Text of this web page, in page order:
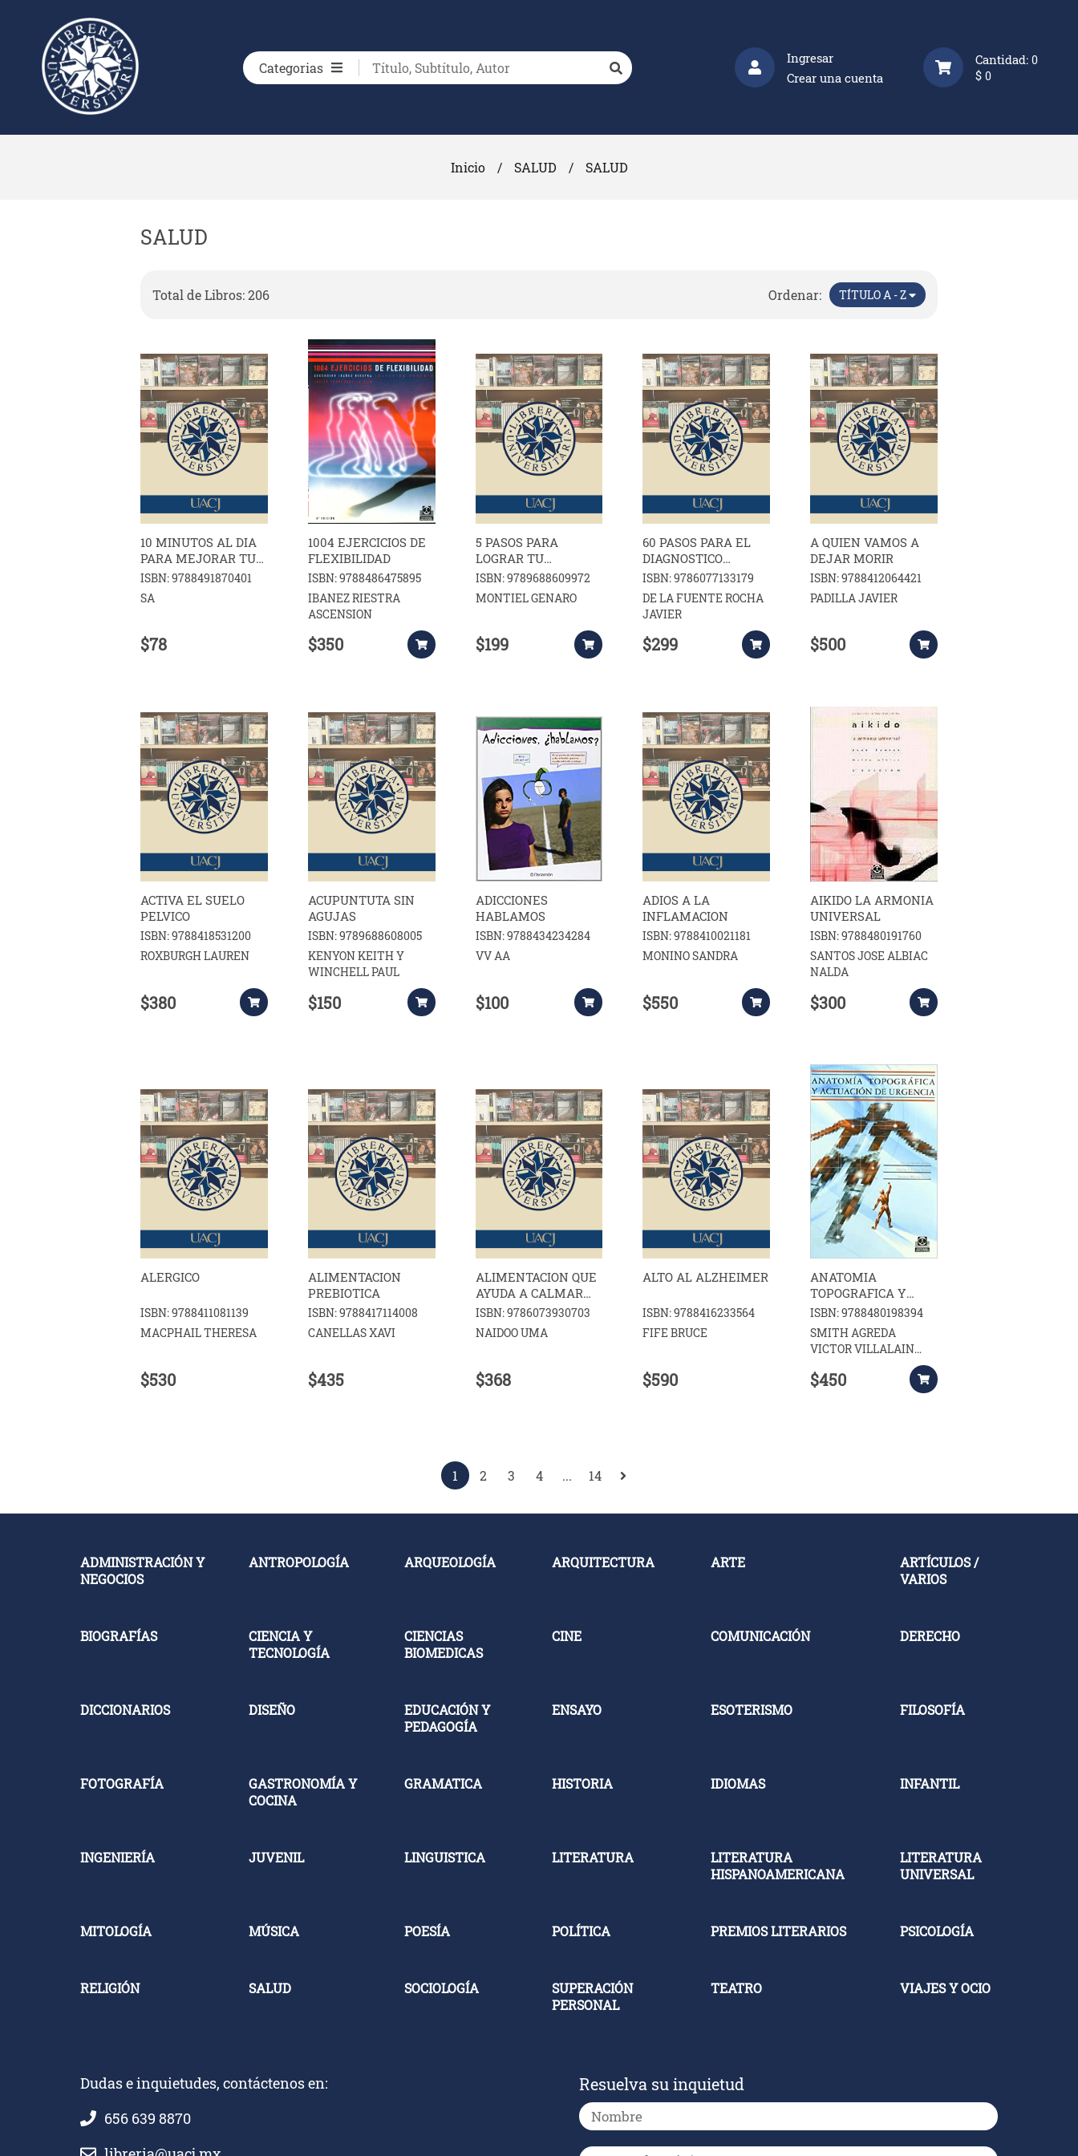
Categorias
Ingresar
Crear una cuenta
Cantidad: 0
$ 0
Inicio / SALUD / SALUD
SALUD
Total de Libros: 206 Ordenar: TÍTULO A - Z
10 MINUTOS AL DIA
PARA MEJORAR TU
CORAZON
ISBN: 9788491870401
SA
$78
1004 EJERCICIOS DE
FLEXIBILIDAD
ISBN: 9788486475895
IBANEZ RIESTRA
ASCENSION
$350
5 PASOS PARA
LOGRAR TU
BIENESTAR DE
MANERA NATURAL
ISBN: 9789688609972
MONTIEL GENARO
$199
60 PASOS PARA EL
DIAGNOSTICO
MEDICO
ISBN: 9786077133179
DE LA FUENTE ROCHA
JAVIER
$299
A QUIEN VAMOS A
DEJAR MORIR
ISBN: 9788412064421
PADILLA JAVIER
$500
ACTIVA EL SUELO
PELVICO
ISBN: 9788418531200
ROXBURGH LAUREN
$380
ACUPUNTUTA SIN
AGUJAS
ISBN: 9789688608005
KENYON KEITH Y
WINCHELL PAUL
$150
ADICCIONES
HABLAMOS
ISBN: 9788434234284
VV AA
$100
ADIOS A LA
INFLAMACION
ISBN: 9788410021181
MONINO SANDRA
$550
AIKIDO LA ARMONIA
UNIVERSAL
ISBN: 9788480191760
SANTOS JOSE ALBIAC
NALDA
$300
ALERGICO
ISBN: 9788411081139
MACPHAIL THERESA
$530
ALIMENTACION
PREBIOTICA
ISBN: 9788417114008
CANELLAS XAVI
$435
ALIMENTACION QUE
AYUDA A CALMAR
TU MENTE
ISBN: 9786073930703
NAIDOO UMA
$368
ALTO AL ALZHEIMER
ISBN: 9788416233564
FIFE BRUCE
$590
ANATOMIA
TOPOGRAFICA Y
ACTUACION DE
URGENCIA
ISBN: 9788480198394
SMITH AGREDA
VICTOR VILLALAIN
$450
1 2 3 4 ... 14
ADMINISTRACIÓN Y
NEGOCIOS
ANTROPOLOGÍA ARQUEOLOGÍA ARQUITECTURA ARTE
ARTÍCULOS /
VARIOS
BIOGRAFÍAS
CIENCIA Y
TECNOLOGÍA
CIENCIAS
BIOMEDICAS
CINE COMUNICACIÓN DERECHO
DICCIONARIOS DISEÑO
EDUCACIÓN Y
PEDAGOGÍA
ENSAYO ESOTERISMO FILOSOFÍA
FOTOGRAFÍA
GASTRONOMÍA Y
COCINA
GRAMATICA HISTORIA IDIOMAS INFANTIL
INGENIERÍA JUVENIL LINGUISTICA LITERATURA
LITERATURA
HISPANOAMERICANA
LITERATURA
UNIVERSAL
MITOLOGÍA MÚSICA POESÍA POLÍTICA PREMIOS LITERARIOS PSICOLOGÍA
RELIGIÓN SALUD SOCIOLOGÍA
SUPERACIÓN
PERSONAL
TEATRO VIAJES Y OCIO
Dudas e inquietudes, contáctenos en:
656 639 8870
Resuelva su inquietud